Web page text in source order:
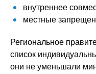
внутреннее
местные
Региональное
список
они не уменьшали